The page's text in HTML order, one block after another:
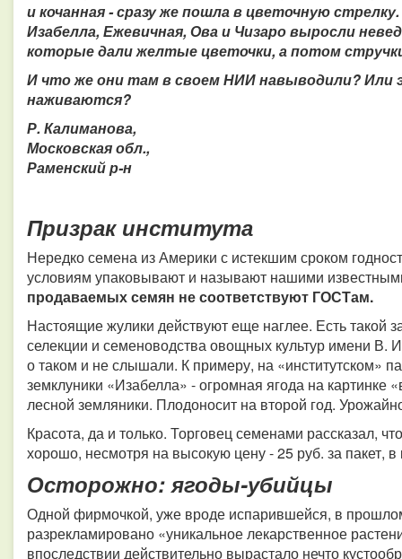
и кочанная - сразу же пошла в цветочную
Изабелла, Ежевичная, Ова и Чизаро выросли
которые дали желтые цветочки, а потом
И что же они там в своем НИИ навыводили? Или
наживаются?
Р. Калиманова,
Московская обл.,
Раменский р-н
Призрак института
Нередко семена из Америки с истекшим сроком
условиям упаковывают и называют нашими
продаваемых семян не соответствуют ГОСТам.
Настоящие жулики действуют еще наглее. Есть
селекции и семеноводства овощных культур имени
о таком и не слышали. К примеру, на «институтском»
земклуники «Изабелла» - огромная ягода на
лесной земляники. Плодоносит на второй год.
Красота, да и только. Торговец семенами рассказал,
хорошо, несмотря на высокую цену - 25 руб. за пакет,
Осторожно: ягоды-убийцы
Одной фирмочкой, уже вроде испарившейся, в
разрекламировано «уникальное лекарственное
впоследствии действительно вырастало нечто